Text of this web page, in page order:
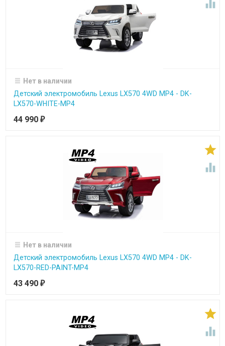

Нет в наличии
Детский электромобиль Lexus LX570 4WD MP4 - DK-
LX570-WHITE-MP4
44 990 ₽


Нет в наличии
Детский электромобиль Lexus LX570 4WD MP4 - DK-
LX570-RED-PAINT-MP4
43 490 ₽

